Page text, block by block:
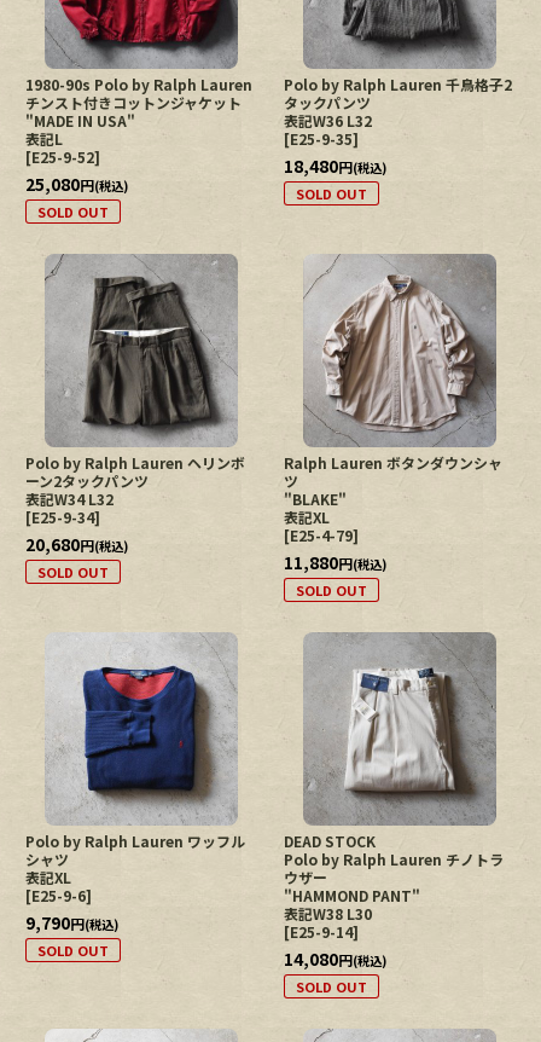
1980-90s Polo by Ralph Lauren
チンスト付きコットンジャケット
"MADE IN USA"
表記L
[E25-9-52]
25,080円(税込)
SOLD OUT
Polo by Ralph Lauren 千鳥格子2
タックパンツ
表記W36 L32
[E25-9-35]
18,480円(税込)
SOLD OUT
Polo by Ralph Lauren ヘリンボ
ーン2タックパンツ
表記W34 L32
[E25-9-34]
20,680円(税込)
SOLD OUT
Ralph Lauren ボタンダウンシャ
ツ
"BLAKE"
表記XL
[E25-4-79]
11,880円(税込)
SOLD OUT
Polo by Ralph Lauren ワッフル
シャツ
表記XL
[E25-9-6]
9,790円(税込)
SOLD OUT
DEAD STOCK
Polo by Ralph Lauren チノトラ
ウザー
"HAMMOND PANT"
表記W38 L30
[E25-9-14]
14,080円(税込)
SOLD OUT